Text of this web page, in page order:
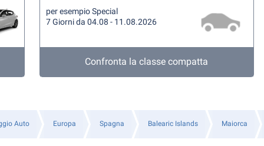
per esempio Special
7 Giorni da 04.08 - 11.08.2026
Confronta la classe compatta
Auto Europa Spagna Balearic Islands Maiorca